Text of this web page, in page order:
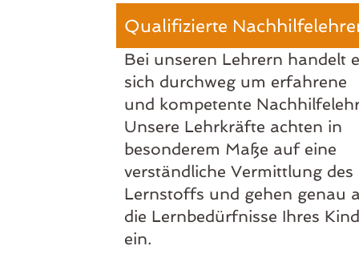
Qualifizierte
Bei unseren Lehrern handelt
sich durchweg um erfahrene
und kompetente
Unsere Lehrkräfte achten in
besonderem Maße auf eine
verständliche Vermittlung des
Lernstoffs und gehen genau
die Lernbedürfnisse Ihres
ein.